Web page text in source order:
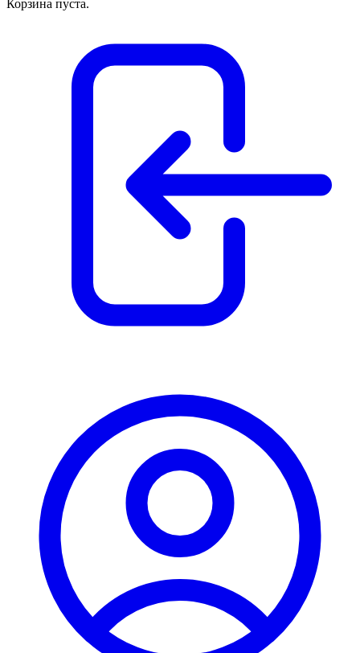
Корзина пуста.